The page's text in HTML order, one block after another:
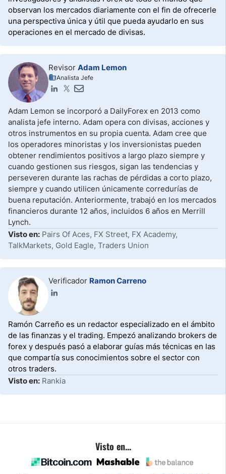
observan los mercados diariamente con el fin de ofrecerle
una perspectiva única y útil que pueda ayudarlo en sus
operaciones en el mercado de divisas.
Revisor Adam Lemon
Analista Jefe
Adam Lemon se incorporó a DailyForex en 2013 como
analista jefe interno. Adam opera con divisas, acciones y
otros instrumentos en su propia cuenta. Adam cree que
los operadores minoristas y los inversionistas pueden
obtener rendimientos positivos a largo plazo siempre y
cuando gestionen sus riesgos, sigan las tendencias y
perseveren durante las rachas de pérdidas a corto plazo,
siempre y cuando utilicen únicamente corredurías de
buena reputación. Anteriormente, trabajó en los mercados
financieros durante 12 años, incluidos 6 años en Merrill
Lynch.
Visto en: Pairs Of Aces, FX Street, FX Academy,
TalkMarkets, Gold Eagle, Traders Union
Verificador Ramon Carreno
Ramón Carreño es un redactor especializado en el ámbito
de las finanzas y el trading. Empezó analizando brokers de
forex y después pasó a elaborar guías más técnicas en las
que compartía sus conocimientos sobre el sector con
otros traders.
Visto en: Rankia
Visto en...